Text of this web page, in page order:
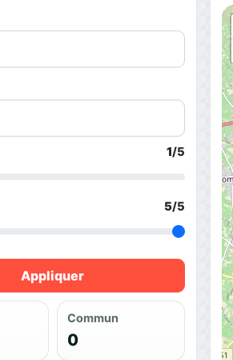
1/5
5/5
Appliquer
Commun
0